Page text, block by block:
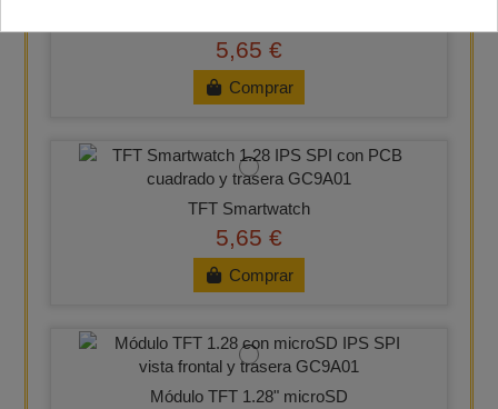
5,65 €
Comprar
TFT Smartwatch
5,65 €
Comprar
Módulo TFT 1.28" microSD